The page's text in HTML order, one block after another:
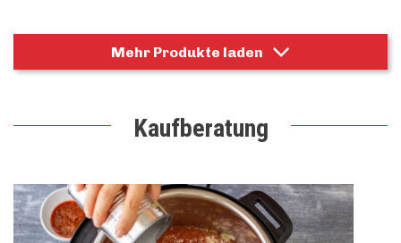
Mehr Produkte laden
Kaufberatung